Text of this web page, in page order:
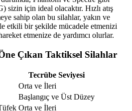
sizin için ideal olacaktır. Hızlı atış
sahip olan bu silahlar, yakın ve
etkili bir şekilde mücadele etmenizi
etmenize de yardımcı olurlar.
Çıkan Taktiksel Silahlar
Tecrübe Seviyesi
Orta ve İleri
Başlangıç ve Üst Düzey
Orta ve İleri